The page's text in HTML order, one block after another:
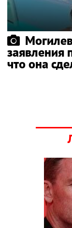
заявления
что она